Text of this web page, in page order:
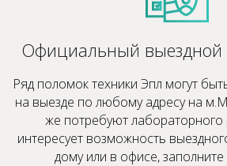
Официальный выездной
Ряд поломок техники Эпл могут
на выезде по любому адресу на
же потребуют лабораторного
интересует возможность
дому или в офисе, заполните